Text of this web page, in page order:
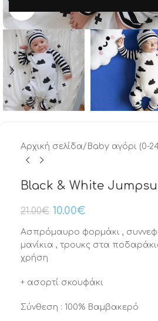
Αρχική σελίδα/ Baby αγόρι (0-
Black & White
21.00€ 10.00€
Ασπρόμαυρο φορμάκι ,
μανίκια , τρουκς στα
χρήση
+ ασορτί σκουφάκι
Σύνθεση : 100% Βαμβακερό